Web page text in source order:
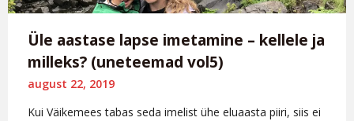
Üle aastase lapse imetamine – kellele ja
milleks? (uneteemad vol5)
august 22, 2019
Kui Väikemees tabas seda imelist ühe eluaasta piiri, siis ei